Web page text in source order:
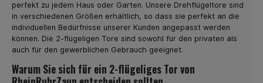
perfekt zu jedem Haus oder Garten. Unsere Drehflügeltore sind
in verschiedenen Größen erhältlich, so dass sie perfekt an die
individuellen Bedürfnisse unserer Kunden angepasst werden
können. Die 2-flügeligen Tore sind sowohl für den privaten als
auch für den gewerblichen Gebrauch geeignet.
Warum Sie sich für ein 2-flügeliges Tor von